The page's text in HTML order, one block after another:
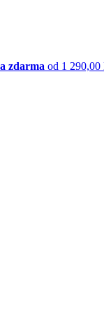
zdarma od 1 290,00